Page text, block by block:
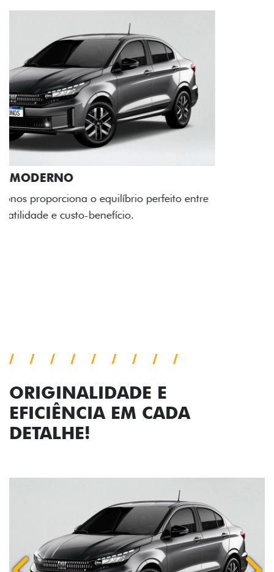
RODAS DE LIGA-LEVE
As rodas de liga leve com desenho dinâmico e
acabamento diamantado elevam o estilo do Fiat
ORIGINALIDADE E
EFICIÊNCIA EM CADA
DETALHE!